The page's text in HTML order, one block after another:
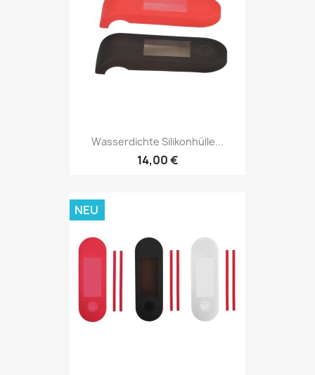
Wasserdichte Silikonhülle...
14,00 €
NEU